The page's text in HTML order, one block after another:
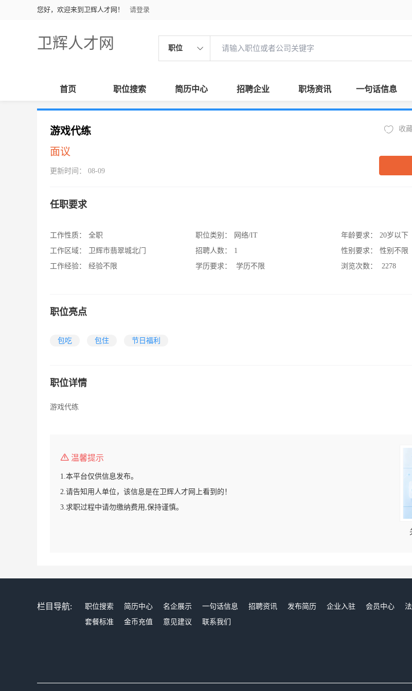
您好，欢迎来到卫辉人才网！ 请登录
卫辉人才网 职位
首页 职位搜索 简历中心 招聘企业 职场资讯 一句话信息
游戏代练
面议
更新时间： 08-09
收
任职要求
工作性质：
全职
工作区域：
卫辉市翡翠城北门
工作经验：
经验不限
职位类别：
网络/IT
招聘人数：
1
学历要求：
学历不限
年龄要求：
20岁以下
性别要求：
性别不限
浏览次数：
2278
职位亮点
包吃 包住 节日福利
职位详情
游戏代练
温馨提示
1.本平台仅供信息发布。
2.请告知用人单位，该信息是在卫辉人才网上看到的！
3.求职过程中请勿缴纳费用,保持谨慎。
栏目导航: 职位搜索 简历中心 名企展示 一句话信息 招聘资讯 发布简历 企业入驻 会员中心
套餐标准
金币充值 意见建议 联系我们